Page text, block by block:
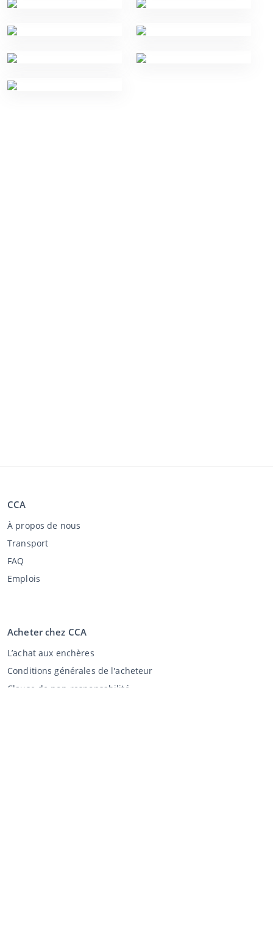
CCA
À propos de nous
Transport
FAQ
Emplois
Acheter chez CCA
L’achat aux enchères
Conditions générales de l'acheteur
Clause de non-responsabilité